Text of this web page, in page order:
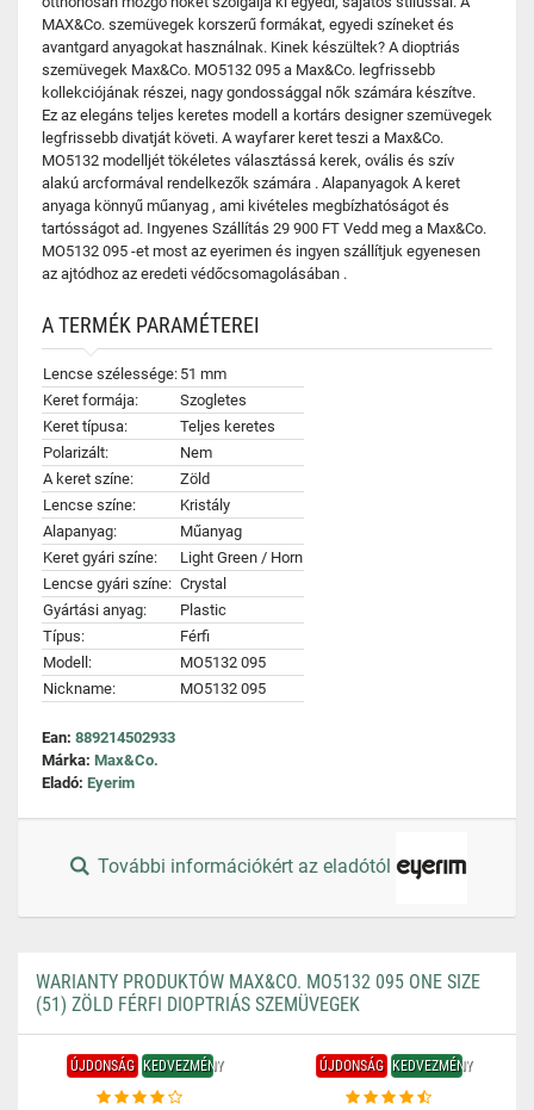
MAX&Co. szemüvegek korszerű formákat, egyedi színeket és
avantgard anyagokat használnak. Kinek készültek? A dioptriás
szemüvegek Max&Co. MO5132 095 a Max&Co. legfrissebb
kollekciójának részei, nagy gondossággal nők számára készítve.
Ez az elegáns teljes keretes modell a kortárs designer szemüvegek
legfrissebb divatját követi. A wayfarer keret teszi a Max&Co.
MO5132 modelljét tökéletes választássá kerek, ovális és szív
alakú arcformával rendelkezők számára . Alapanyagok A keret
anyaga könnyű műanyag , ami kivételes megbízhatóságot és
tartósságot ad. Ingyenes Szállítás 29 900 FT Vedd meg a Max&Co.
MO5132 095 -et most az eyerimen és ingyen szállítjuk egyenesen
az ajtódhoz az eredeti védőcsomagolásában .
A TERMÉK PARAMÉTEREI
Lencse szélessége: 51 mm
Keret formája:
Szogletes
Keret típusa:
Teljes keretes
Polarizált:
Nem
A keret színe:
Zöld
Lencse színe:
Kristály
Alapanyag:
Műanyag
Keret gyári színe:
Light Green / Horn
Lencse gyári színe: Crystal
Gyártási anyag:
Plastic
Típus:
Férfi
Modell:
MO5132 095
Nickname:
MO5132 095
Ean: 889214502933
Márka: Max&Co.
Eladó: Eyerim
További információkért az eladótól
WARIANTY PRODUKTÓW MAX&CO. MO5132 095 ONE SIZE
(51) ZÖLD FÉRFI DIOPTRIÁS SZEMÜVEGEK
ÚJDONSÁG KEDVEZMÉNY ÚJDONSÁG KEDVEZMÉNY